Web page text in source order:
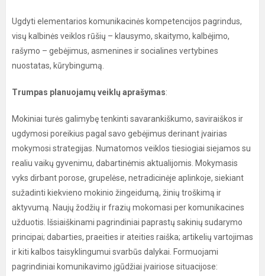
Ugdyti elementarios komunikacinės kompetencijos pagrindus,
visų kalbinės veiklos rūšių – klausymo, skaitymo, kalbėjimo,
rašymo – gebėjimus, asmenines ir socialines vertybines
nuostatas, kūrybingumą.
Trumpas planuojamų veiklų aprašymas:
Mokiniai turės galimybę tenkinti savarankiškumo, saviraiškos ir
ugdymosi poreikius pagal savo gebėjimus derinant įvairias
mokymosi strategijas. Numatomos veiklos tiesiogiai siejamos su
realiu vaikų gyvenimu, dabartinėmis aktualijomis. Mokymasis
vyks dirbant porose, grupelėse, netradicinėje aplinkoje, siekiant
sužadinti kiekvieno mokinio žingeidumą, žinių troškimą ir
aktyvumą. Naujų žodžių ir frazių mokomasi per komunikacines
užduotis. Išsiaiškinami pagrindiniai paprastų sakinių sudarymo
principai; dabarties, praeities ir ateities raiška; artikelių vartojimas
ir kiti kalbos taisyklingumui svarbūs dalykai. Formuojami
pagrindiniai komunikavimo įgūdžiai įvairiose situacijose: